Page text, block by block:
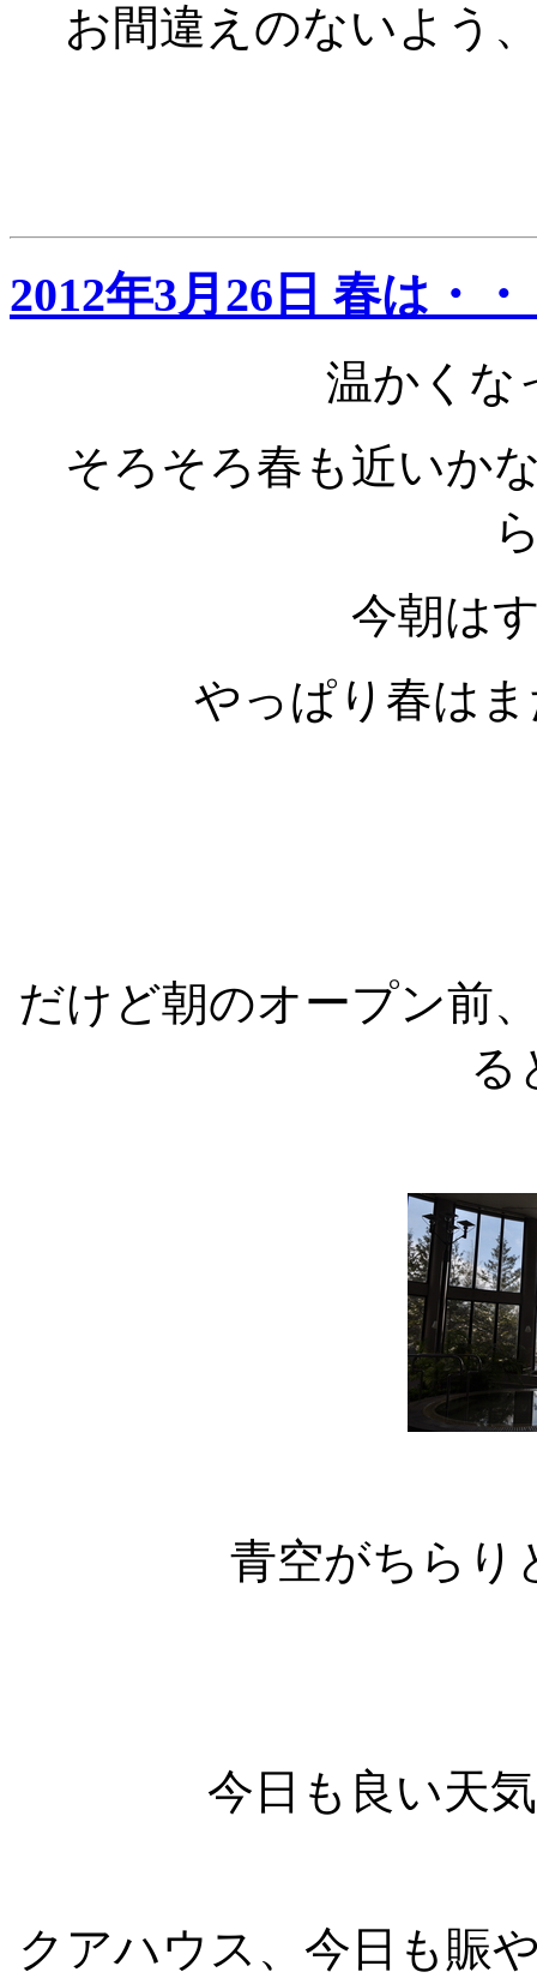
お間違えのないよう
2012年3月26日 春は・
温かくな
そろそろ春も近いか
今朝は
やっぱり春は
だけど朝のオープン前
る
青空がちらり
今日も良い天
クアハウス、今日も賑